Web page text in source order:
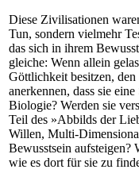
Diese Zivilisationen
Tun, sondern vielmehr
das sich in ihrem
gleiche: Wenn allein
Göttlichkeit besitzen,
anerkennen, dass sie
Biologie? Werden sie
Teil des »Abbilds der
Willen, Multi-
Bewusstsein aufsteigen?
wie es dort für sie zu